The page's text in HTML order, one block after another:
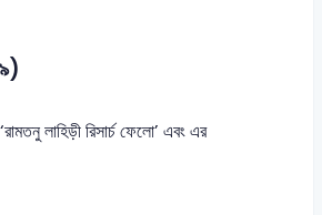
লাহিড়ী রিসার্চ ফেলো’ এবং এর